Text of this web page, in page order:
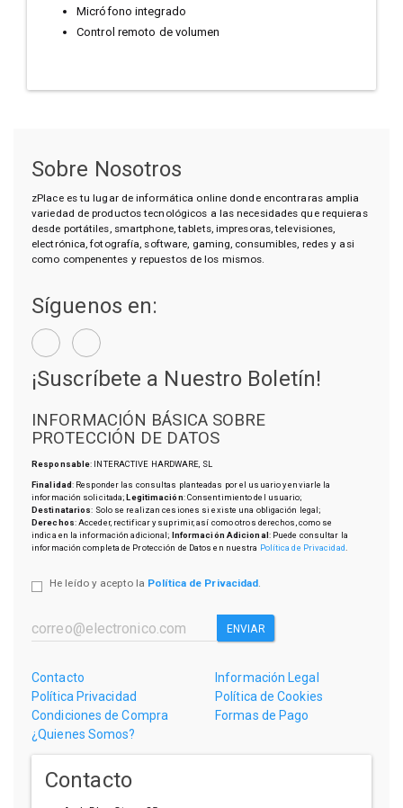
Micrófono integrado
Control remoto de volumen
Sobre Nosotros
zPlace es tu lugar de informática online donde encontraras amplia
variedad de productos tecnológicos a las necesidades que requieras
desde portátiles, smartphone, tablets, impresoras, televisiones,
electrónica, fotografía, software, gaming, consumibles, redes y asi
como compenentes y repuestos de los mismos.
Síguenos en:
¡Suscríbete a Nuestro Boletín!
INFORMACIÓN BÁSICA SOBRE
PROTECCIÓN DE DATOS
Responsable: INTERACTIVE HARDWARE, SL
Finalidad: Responder las consultas planteadas por el usuario y enviarle la
información solicitada;Legitimación: Consentimiento del usuario;
Destinatarios: Solo se realizan cesiones si existe una obligación legal;
Derechos: Acceder, rectificar y suprimir, así como otros derechos, como se
indica en la información adicional; Información Adicional: Puede consultar la
información completa de Protección de Datos en nuestra Política de Privacidad
He leído y acepto la Política de Privacidad.
ENVIAR
Contacto
Información Legal
Política Privacidad
Política de Cookies
Condiciones de Compra
Formas de Pago
¿Quienes Somos?
Contacto